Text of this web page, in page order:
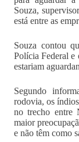
Souza,
está entre as
Souza contou
Polícia Federal e
estariam
Segundo
rodovia, os
no trecho entre
maior
e não têm como